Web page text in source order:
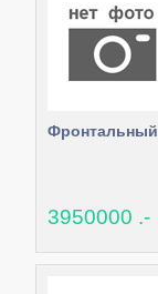
Фронтальный
3950000 .-